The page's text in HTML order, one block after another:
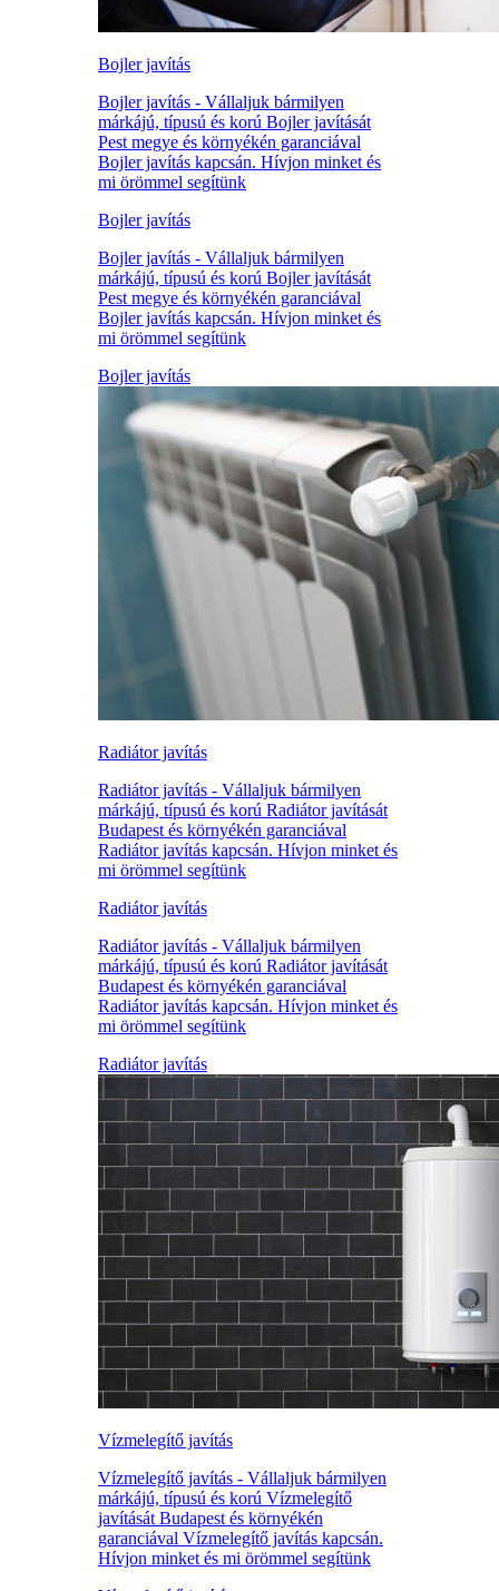
Bojler javítás
Bojler javítás - Vállaljuk bármilyen
márkájú, típusú és korú Bojler javítását
Pest megye és környékén garanciával
Bojler javítás kapcsán. Hívjon minket és
mi örömmel segítünk
Bojler javítás
Bojler javítás - Vállaljuk bármilyen
márkájú, típusú és korú Bojler javítását
Pest megye és környékén garanciával
Bojler javítás kapcsán. Hívjon minket és
mi örömmel segítünk
Bojler javítás
Radiátor javítás
Radiátor javítás - Vállaljuk bármilyen
márkájú, típusú és korú Radiátor javítását
Budapest és környékén garanciával
Radiátor javítás kapcsán. Hívjon minket és
mi örömmel segítünk
Radiátor javítás
Radiátor javítás - Vállaljuk bármilyen
márkájú, típusú és korú Radiátor javítását
Budapest és környékén garanciával
Radiátor javítás kapcsán. Hívjon minket és
mi örömmel segítünk
Radiátor javítás
Vízmelegítő javítás
Vízmelegítő javítás - Vállaljuk bármilyen
márkájú, típusú és korú Vízmelegítő
javítását Budapest és környékén
garanciával Vízmelegítő javítás kapcsán.
Hívjon minket és mi örömmel segítünk